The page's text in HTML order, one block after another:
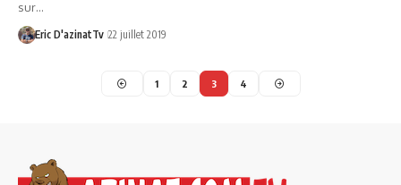
sur…
Eric D'azinatTv 22 juillet 2019
1 2 3 4